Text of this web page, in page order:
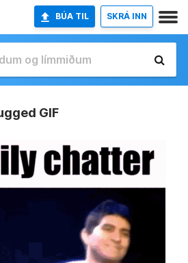
BÚA TIL SKRÁ INN
GIF